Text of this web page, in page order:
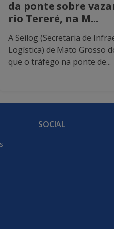
da ponte sobre
rio Tereré, na M...
A Seilog (Secretaria de
Logística) de Mato Grosso
que o tráfego na ponte de...
SOCIAL